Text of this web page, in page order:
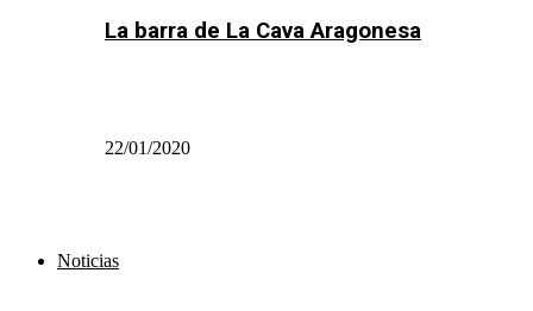
La barra de La Cava Aragonesa
22/01/2020
Noticias